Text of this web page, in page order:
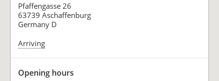
Pfaffengasse 26
63739 Aschaffenburg
Germany D
Arriving
Opening hours